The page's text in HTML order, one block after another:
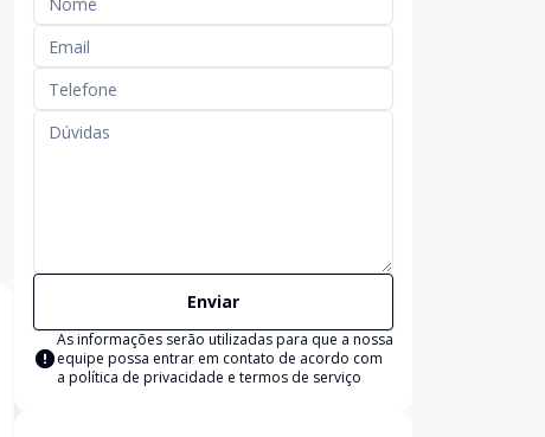
Enviar
As informações serão utilizadas para que a nossa
equipe possa entrar em contato de acordo com
a política de privacidade e termos de serviço